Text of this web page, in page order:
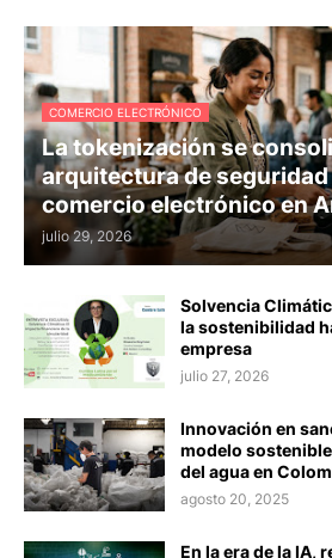
COMERCIO ELECTRÓNICO
La tokenización se
arquitectura de seguridad
comercio electrónico en
julio 29, 2026
Solvencia
la sostenibilidad
empresa
julio 27, 2026
Innovación en
modelo
del agua en
agosto 20, 2025
En la era de la IA,